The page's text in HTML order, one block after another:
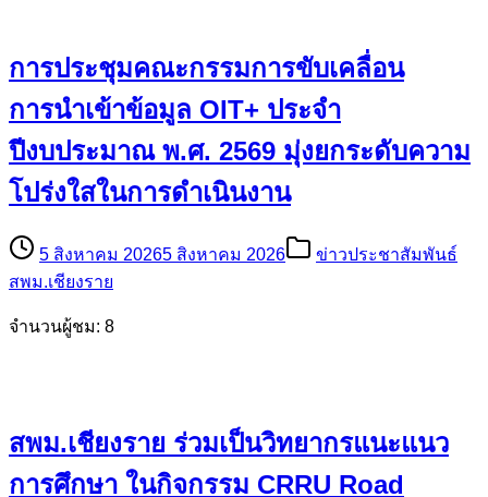
การประชุมคณะกรรมการขับเคลื่อน
การนำเข้าข้อมูล OIT+ ประจำ
ปีงบประมาณ พ.ศ. 2569 มุ่งยกระดับความ
โปร่งใสในการดำเนินงาน
5 สิงหาคม 20265 สิงหาคม 2026
ข่าวประชาสัมพันธ์
สพม.เชียงราย
จำนวนผู้ชม: 8
สพม.เชียงราย ร่วมเป็นวิทยากรแนะแนว
การศึกษา ในกิจกรรม CRRU Road